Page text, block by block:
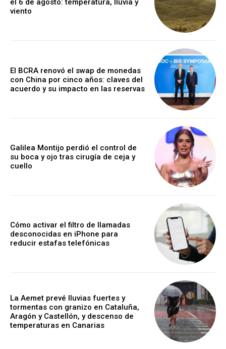
el 6 de agosto: temperatura, lluvia y
viento
El BCRA renovó el swap de monedas
con China por cinco años: claves del
acuerdo y su impacto en las reservas
Galilea Montijo perdió el control de
su boca y ojo tras cirugía de ceja y
cuello
Cómo activar el filtro de llamadas
desconocidas en iPhone para
reducir estafas telefónicas
La Aemet prevé lluvias fuertes y
tormentas con granizo en Cataluña,
Aragón y Castellón, y descenso de
temperaturas en Canarias